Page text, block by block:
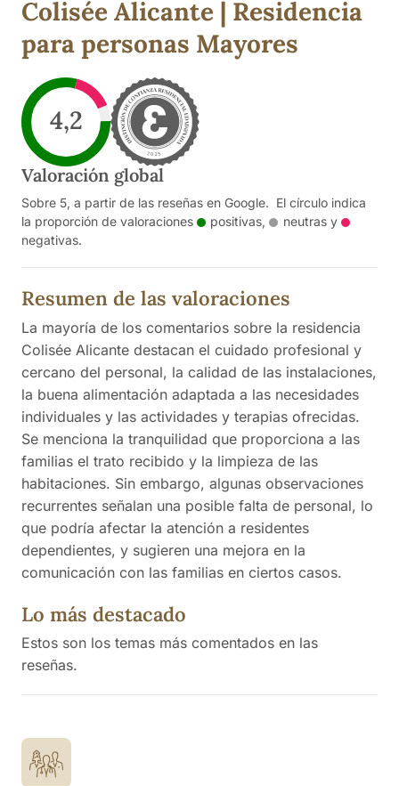
Colisée Alicante | Residencia
para personas Mayores
4,2
Valoración global
Sobre 5, a partir de las reseñas en Google. El círculo indica
la proporción de valoraciones
positivas, neutrasy
negativas.
Resumen de las valoraciones
La mayoría de los comentarios sobre la residencia
Colisée Alicante destacan el cuidado profesional y
cercano del personal, la calidad de las instalaciones,
la buena alimentación adaptada a las necesidades
individuales y las actividades y terapias ofrecidas.
Se menciona la tranquilidad que proporciona a las
familias el trato recibido y la limpieza de las
habitaciones. Sin embargo, algunas observaciones
recurrentes señalan una posible falta de personal, lo
que podría afectar la atención a residentes
dependientes, y sugieren una mejora en la
comunicación con las familias en ciertos casos.
Lo más destacado
Estos son los temas más comentados en las
reseñas.